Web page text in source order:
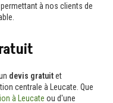
à nos clients de
devis gratuitet
centrale à Leucate. Que
à Leucate ou d'une